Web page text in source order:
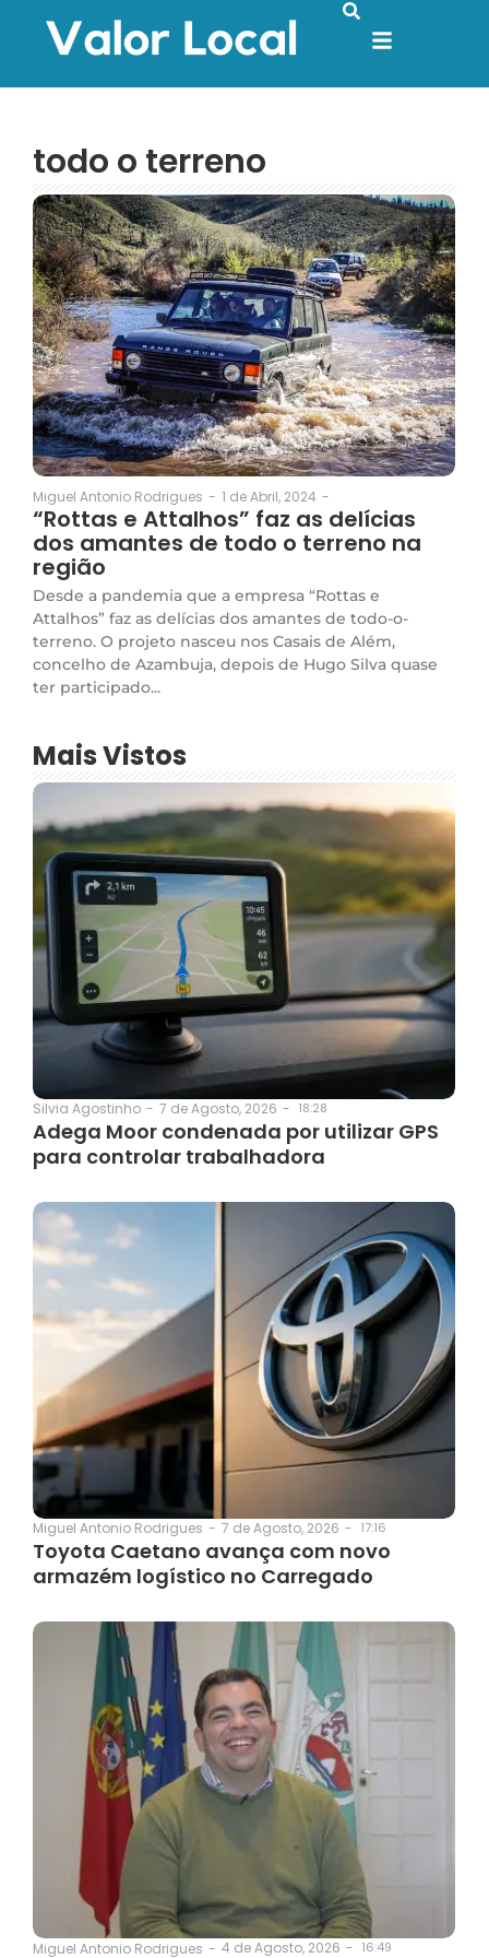
todo o terreno
Miguel Antonio Rodrigues - 1 de Abril, 2024 -
“Rottas e Attalhos” faz as delícias
dos amantes de todo o terreno na
região
Desde a pandemia que a empresa “Rottas e
Attalhos” faz as delícias dos amantes de todo-o-
terreno. O projeto nasceu nos Casais de Além,
concelho de Azambuja, depois de Hugo Silva quase
ter participado...
Mais Vistos
Silvia Agostinho - 7 de Agosto, 2026 - 18:28
Adega Moor condenada por utilizar GPS
para controlar trabalhadora
Miguel Antonio Rodrigues - 7 de Agosto, 2026 - 17:16
Toyota Caetano avança com novo
armazém logístico no Carregado
Miguel Antonio Rodrigues - 4 de Agosto, 2026 - 16:49